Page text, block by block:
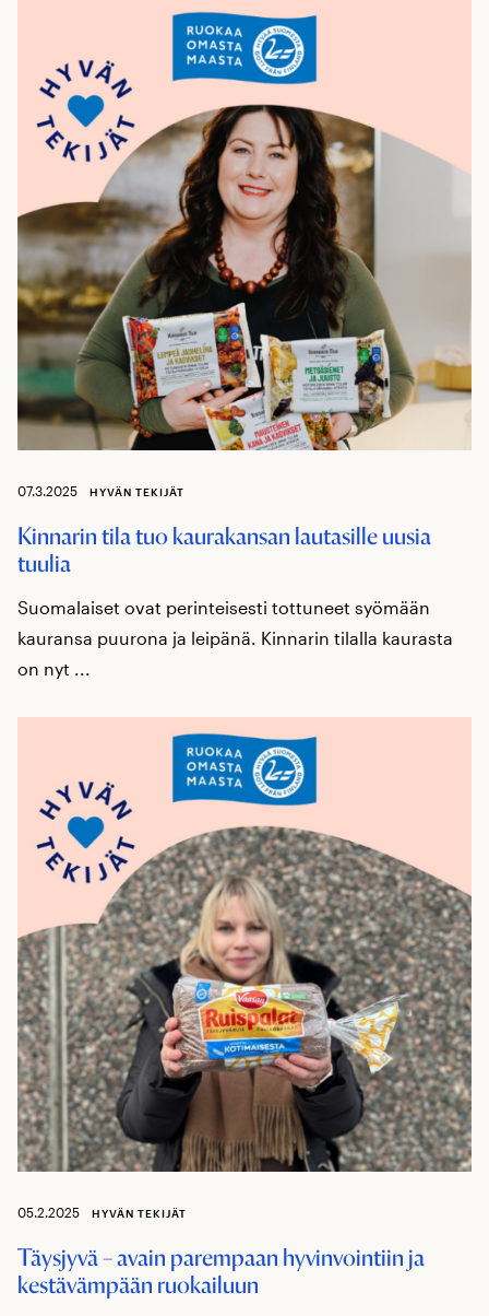
07.3.2025 HYVÄN TEKIJÄT
Kinnarin tila tuo kaurakansan lautasille uusia
tuulia
Suomalaiset ovat perinteisesti tottuneet syömään
kauransa puurona ja leipänä. Kinnarin tilalla kaurasta
on nyt ...
05.2.2025 HYVÄN TEKIJÄT
Täysjyvä – avain parempaan hyvinvointiin ja
kestävämpään ruokailuun